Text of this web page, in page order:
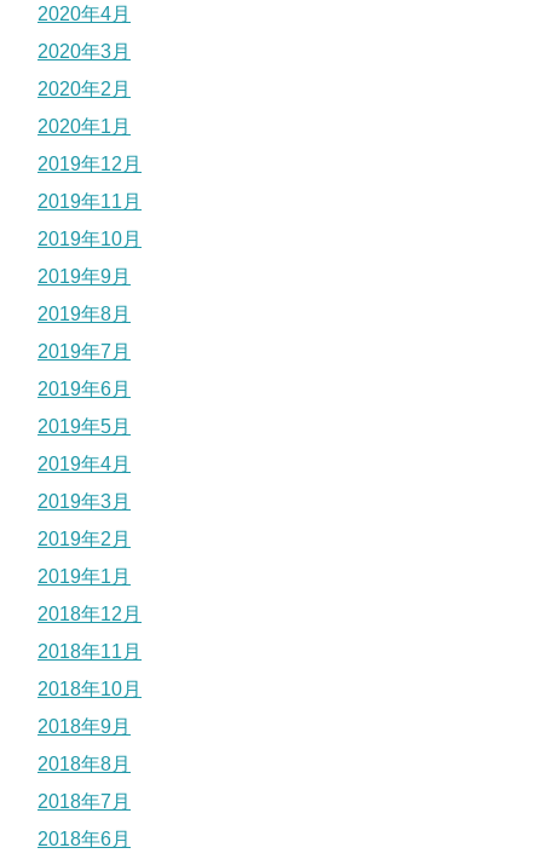
2020年4月
2020年3月
2020年2月
2020年1月
2019年12月
2019年11月
2019年10月
2019年9月
2019年8月
2019年7月
2019年6月
2019年5月
2019年4月
2019年3月
2019年2月
2019年1月
2018年12月
2018年11月
2018年10月
2018年9月
2018年8月
2018年7月
2018年6月